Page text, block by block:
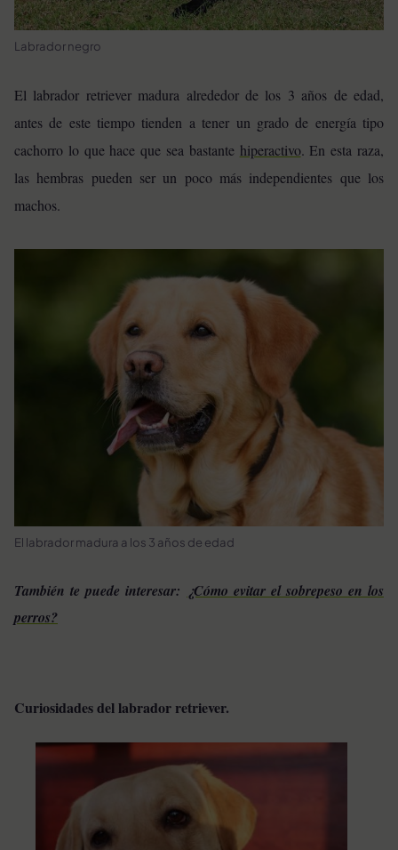
Labrador negro
El labrador retriever madura alrededor de los 3 años de edad,
antes de este tiempo tienden a tener un grado de energía tipo
cachorro lo que hace que sea bastante hiperactivo. En esta raza,
las hembras pueden ser un poco más independientes que los
machos.
El labrador madura a los 3 años de edad
También te puede interesar: ¿Cómo evitar el sobrepeso en los
perros?
Curiosidades del labrador retriever.